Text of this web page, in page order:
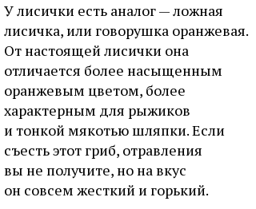
У лисички есть аналог — ложная
лисичка, или говорушка оранжевая.
От настоящей лисички она
отличается более насыщенным
оранжевым цветом, более
характерным для рыжиков
и тонкой мякотью шляпки. Если
съесть этот гриб, отравления
вы не получите, но на вкус
он совсем жесткий и горький.